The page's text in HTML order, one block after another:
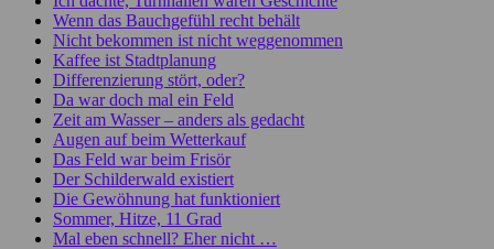
Wenn das Bauchgefühl recht behält
Nicht bekommen ist nicht weggenommen
Kaffee ist Stadtplanung
Differenzierung stört, oder?
Da war doch mal ein Feld
Zeit am Wasser – anders als gedacht
Augen auf beim Wetterkauf
Das Feld war beim Frisör
Der Schilderwald existiert
Die Gewöhnung hat funktioniert
Sommer, Hitze, 11 Grad
Mal eben schnell? Eher nicht …